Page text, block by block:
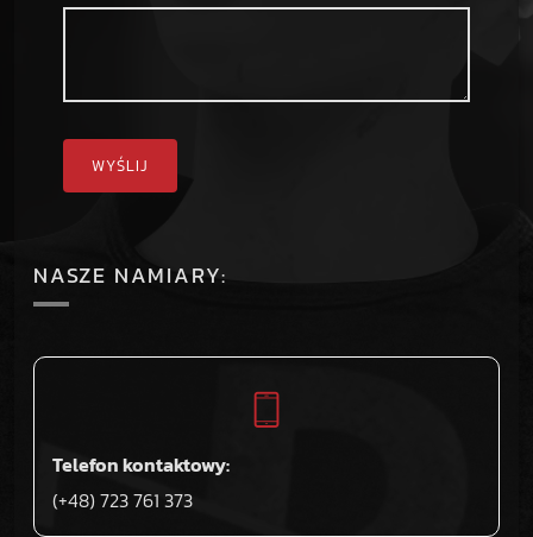
NASZE NAMIARY:
Telefon kontaktowy:
(+48) 723 761 373